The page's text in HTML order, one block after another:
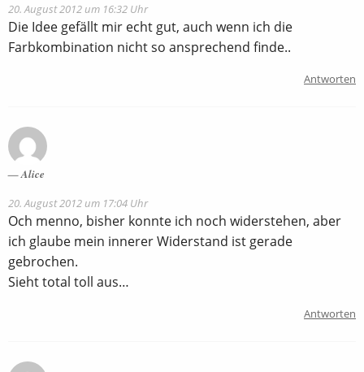
20. August 2012 um 16:32 Uhr
Die Idee gefällt mir echt gut, auch wenn ich die
Farbkombination nicht so ansprechend finde..
Antworten
Alice
20. August 2012 um 17:04 Uhr
Och menno, bisher konnte ich noch widerstehen, aber
ich glaube mein innerer Widerstand ist gerade
gebrochen.
Sieht total toll aus…
Antworten